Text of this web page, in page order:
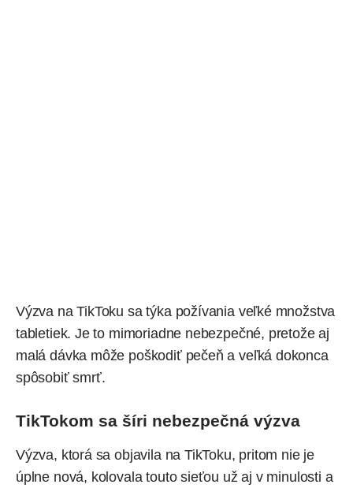
Výzva naTikToku sa týka požívania veľké množstva
tabletiek. Je to mimoriadne nebezpečné, pretože aj
malá dávka môže poškodiť pečeň a veľká dokonca
spôsobiť smrť.
TikTokom sa šíri nebezpečná výzva
Výzva, ktorá sa objavila na TikToku, pritom nie je
úplne nová, kolovala touto sieťou už aj v minulosti a